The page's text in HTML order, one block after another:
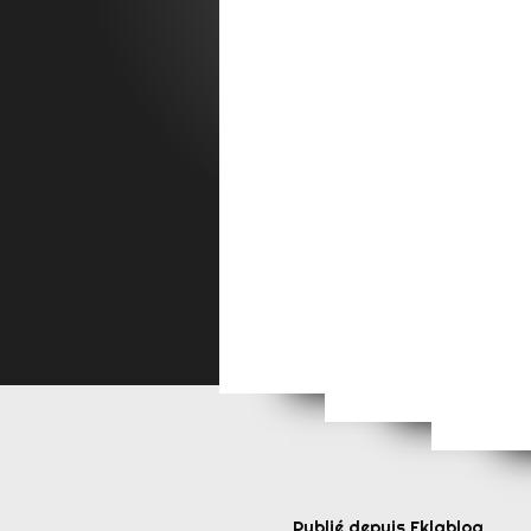
Yoga à
Yoga à Mondelange